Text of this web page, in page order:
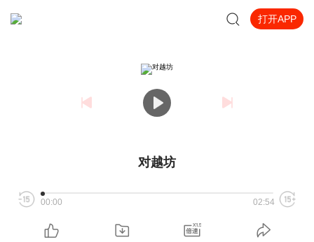
打开APP
对越坊
00:00 02:54